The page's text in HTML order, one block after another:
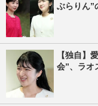
ぶらりん
【独自】
会”、ラオ